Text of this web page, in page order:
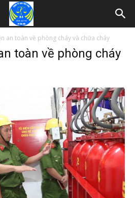
an toàn về phòng cháy và chữa cháy
toàn về phòng cháy